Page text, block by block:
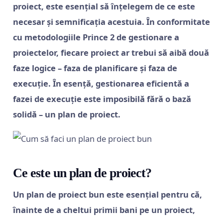
proiect, este esențial să înțelegem de ce este
necesar și semnificația acestuia. În conformitate
cu metodologiile Prince 2 de gestionare a
proiectelor, fiecare proiect ar trebui să aibă două
faze logice – faza de planificare și faza de
execuție. În esență, gestionarea eficientă a
fazei de execuție este imposibilă fără o bază
solidă – un plan de proiect.
Ce este un plan de proiect?
Un plan de proiect bun este esențial pentru că,
înainte de a cheltui primii bani pe un proiect,